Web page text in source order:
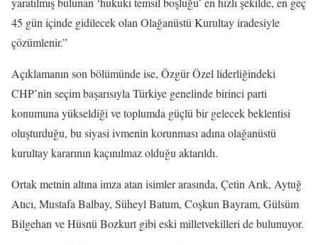
45 gün içinde gidilecek olan Olağanüstü Kurultay iradesiyle
çözümlenir.”
Açıklamanın son bölümünde ise, Özgür Özel liderliğindeki
CHP’nin seçim başarısıyla Türkiye genelinde birinci parti
konumuna yükseldiği ve toplumda güçlü bir gelecek beklentisi
oluşturduğu, bu siyasi ivmenin korunması adına olağanüstü
kurultay kararının kaçınılmaz olduğu aktarıldı.
Ortak metnin altına imza atan isimler arasında, Çetin Arık, Aytuğ
Atıcı, Mustafa Balbay, Süheyl Batum, Coşkun Bayram, Gülsüm
Bilgehan ve Hüsnü Bozkurt gibi eski milletvekilleri de bulunuyor.